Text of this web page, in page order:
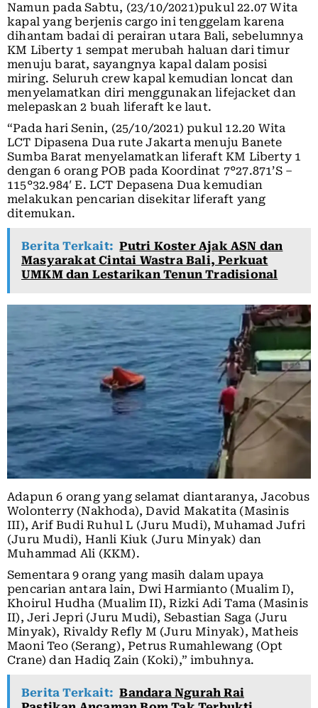
Namun pada Sabtu, (23/10/2021)pukul 22.07 Wita
kapal yang berjenis cargo ini tenggelam karena
dihantam badai di perairan utara Bali, sebelumnya
KM Liberty 1 sempat merubah haluan dari timur
menuju barat, sayangnya kapal dalam posisi
miring. Seluruh crew kapal kemudian loncat dan
menyelamatkan diri menggunakan lifejacket dan
melepaskan 2 buah liferaft ke laut.
“Pada hari Senin, (25/10/2021) pukul 12.20 Wita
LCT Dipasena Dua rute Jakarta menuju Banete
Sumba Barat menyelamatkan liferaft KM Liberty 1
dengan 6 orang POB pada Koordinat 7°27.871’S –
115°32.984′ E. LCT Depasena Dua kemudian
melakukan pencarian disekitar liferaft yang
ditemukan.
Berita Terkait: Putri Koster Ajak ASN dan
Masyarakat Cintai Wastra Bali, Perkuat
UMKM dan Lestarikan Tenun Tradisional
Adapun 6 orang yang selamat diantaranya, Jacobus
Wolonterry (Nakhoda), David Makatita (Masinis
III), Arif Budi Ruhul L (Juru Mudi), Muhamad Jufri
(Juru Mudi), Hanli Kiuk (Juru Minyak) dan
Muhammad Ali (KKM).
Sementara 9 orang yang masih dalam upaya
pencarian antara lain, Dwi Harmianto (Mualim I),
Khoirul Hudha (Mualim II), Rizki Adi Tama (Masinis
II), Jeri Jepri (Juru Mudi), Sebastian Saga (Juru
Minyak), Rivaldy Refly M (Juru Minyak), Matheis
Maoni Teo (Serang), Petrus Rumahlewang (Opt
Crane) dan Hadiq Zain (Koki),” imbuhnya.
Berita Terkait: Bandara Ngurah Rai